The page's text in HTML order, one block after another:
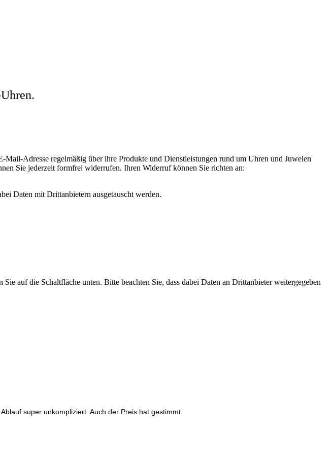
Mail-Adresse regelmäßig über ihre Produkte und Dienstleistungen rund um Uhren und Juwelen
Sie jederzeit formfrei widerrufen. Ihren Widerruf können Sie richten an:
Daten mit Drittanbietern ausgetauscht werden.
auf die Schaltfläche unten. Bitte beachten Sie, dass dabei Daten an Drittanbieter weitergegeben
super unkompliziert. Auch der Preis hat gestimmt.